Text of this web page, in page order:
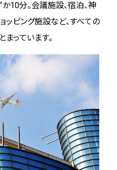
リー
10分。会議施設、宿泊、神
ッピング施設など、すべての
っています。